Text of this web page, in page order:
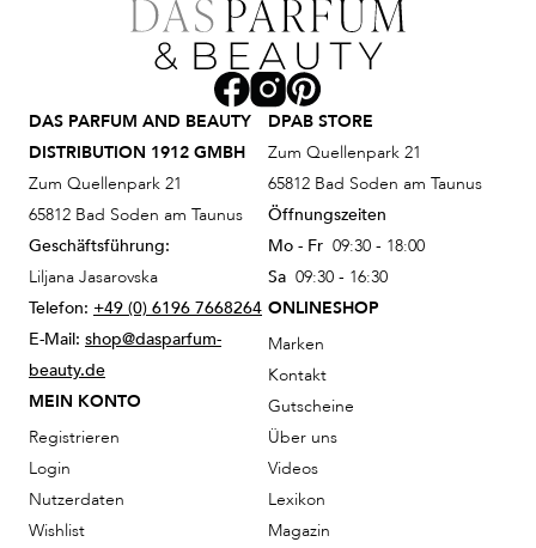
DAS PARFUM AND BEAUTY
DISTRIBUTION 1912 GMBH
Zum Quellenpark 21
65812 Bad Soden am Taunus
Geschäftsführung:
Liljana Jasarovska
Telefon: +49 (0) 6196 7668264
E-Mail: shop@dasparfum-
beauty.de
MEIN KONTO
Registrieren
Login
Nutzerdaten
Wishlist
DPAB STORE
Zum Quellenpark 21
65812 Bad Soden am Taunus
Öffnungszeiten
Mo - Fr 09:30 - 18:00
Sa 09:30 - 16:30
ONLINESHOP
Marken
Kontakt
Gutscheine
Über uns
Videos
Lexikon
Magazin